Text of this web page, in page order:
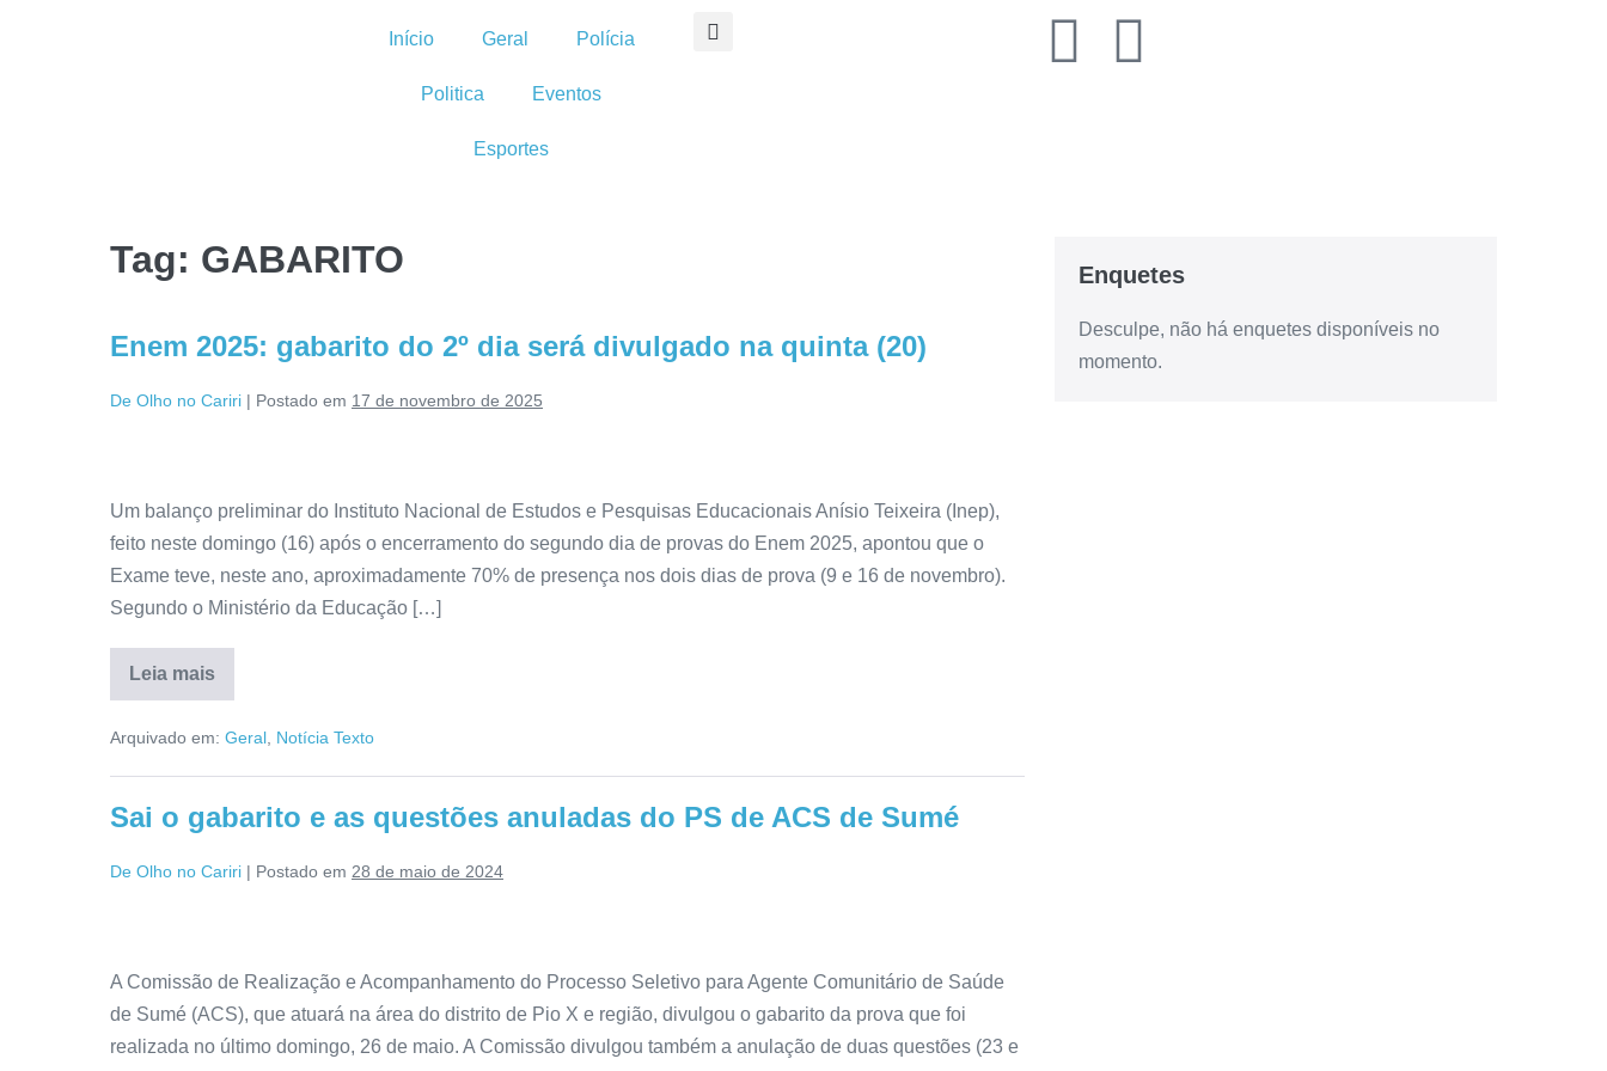
Início Geral Polícia
Politica Eventos
Esportes
Tag: GABARITO
Enem 2025: gabarito do 2º dia será divulgado na quinta (20)
De Olho no Cariri | Postado em 17 de novembro de 2025
Um balanço preliminar do Instituto Nacional de Estudos e Pesquisas Educacionais Anísio Teixeira (Inep),
feito neste domingo (16) após o encerramento do segundo dia de provas do Enem 2025, apontou que o
Exame teve, neste ano, aproximadamente 70% de presença nos dois dias de prova (9 e 16 de novembro).
Segundo o Ministério da Educação […]
Leia mais
Arquivado em: Geral Notícia Texto
Sai o gabarito e as questões anuladas do PS de ACS de Sumé
De Olho no Cariri | Postado em 28 de maio de 2024
A Comissão de Realização e Acompanhamento do Processo Seletivo para Agente Comunitário de Saúde
de Sumé (ACS), que atuará na área do distrito de Pio X e região, divulgou o gabarito da prova que foi
realizada no último domingo, 26 de maio. A Comissão divulgou também a anulação de duas questões (23 e
Enquetes
Desculpe, não há enquetes disponíveis no
momento.